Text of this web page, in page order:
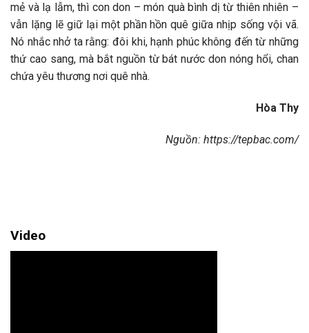
mẻ và lạ lẫm, thì con don – món quà bình dị từ thiên nhiên –
vẫn lặng lẽ giữ lại một phần hồn quê giữa nhịp sống vội vã.
Nó nhắc nhở ta rằng: đôi khi, hạnh phúc không đến từ những
thứ cao sang, mà bắt nguồn từ bát nước don nóng hổi, chan
chứa yêu thương nơi quê nhà.
Hòa Thy
Nguồn: https://tepbac.com/
Video